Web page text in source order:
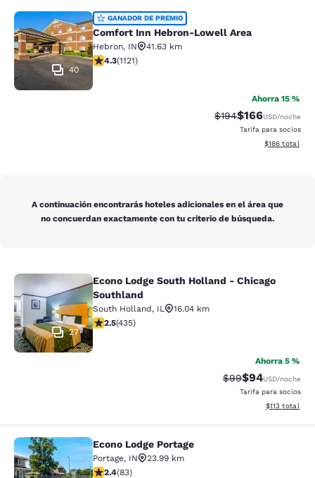
Comfort Inn Hebron-Lowell Area
40
GANADOR DE PREMIO
Comfort Inn Hebron-Lowell Area
Hebron, IN
41.63 km
Calificación de 4.3 estrellas. Excelente. 1121 reseñas
4.3(1121)
Ahorra 15 %
Tarifa tachada:
$194Tarifa reducida:
$166USD/noche
Tarifa para socios
Ver detalles
$186 total
A continuación encontrarás hoteles adicionales en el área que
no concuerdan exactamente con tu criterio de búsqueda.
Econo Lodge South Holland -
27
Econo Lodge South Holland - Chicago
Southland
South Holland, IL
16.04 km
Calificación de 2.47 estrellas. Razonable. 435 reseñas
2.5(435)
Ahorra 5 %
Tarifa tachada:
$99Tarifa
$94USD/noche
Tarifa para socios
Ver detalles
$113 total
Econo Lodge Portage
Econo Lodge Portage
Portage, IN
23.99 km
Calificación de 2.35 estrellas. Razonable. 83 reseñas
2.4(83)